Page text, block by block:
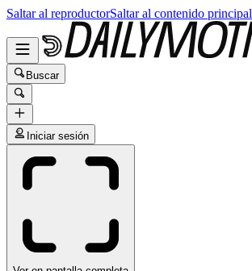
Saltar al reproductorSaltar al contenido principal
Buscar
Iniciar sesión